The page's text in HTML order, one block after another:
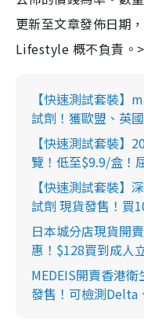
更新至文章發佈日期
Lifestyle 概不負責。
【快速測試套裝】
試劑！獲歐盟、英
【快速測試套裝】
覽！低至$9.9/盒！
【快速測試套裝】
試劑 現貨發售！買
日本城分店現貨開
惠！$128買到成人
MEDEIS開賣香港
發售！可檢測Delta